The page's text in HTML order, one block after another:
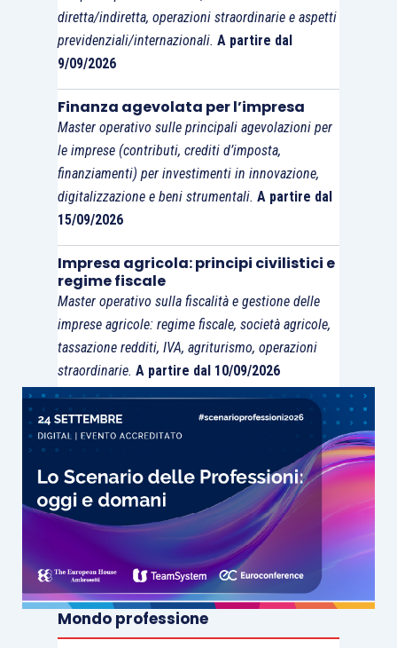
diretta/indiretta, operazioni straordinarie e aspetti
previdenziali/internazionali. A partire dal
9/09/2026
Finanza agevolata per l’impresa
Master operativo sulle principali agevolazioni per
le imprese (contributi, crediti d’imposta,
finanziamenti) per investimenti in innovazione,
digitalizzazione e beni strumentali. A partire dal
15/09/2026
Impresa agricola: principi civilistici e
regime fiscale
Master operativo sulla fiscalità e gestione delle
imprese agricole: regime fiscale, società agricole,
tassazione redditi, IVA, agriturismo, operazioni
straordinarie. A partire dal 10/09/2026
Mondo professione